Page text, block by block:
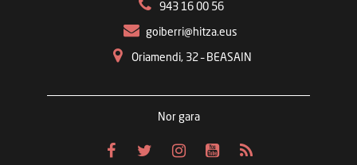
943 16 00 56
goiberri@hitza.eus
Oriamendi, 32 – BEASAIN
Nor gara